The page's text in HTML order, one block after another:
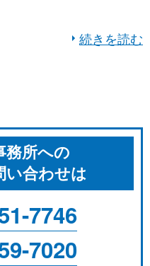
続きを読む
務所への
い合わせは
7746
7020